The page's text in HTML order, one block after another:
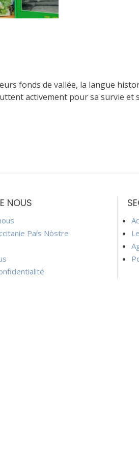
fonds de vallée, la langue
activement pour sa survie et
NOUS
País Nòstre